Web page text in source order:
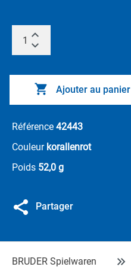
Ajouter au panier
Référence 42443
Couleur korallenrot
Poids 52,0 g
Partager
BRUDER Spielwaren